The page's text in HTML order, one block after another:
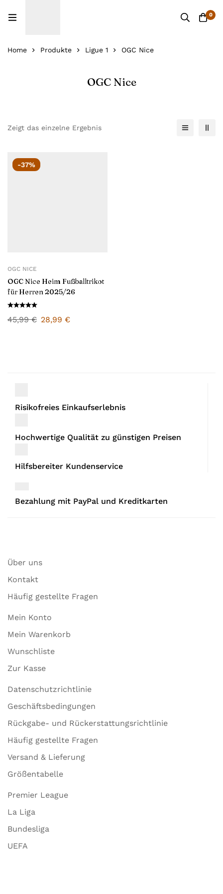
0
Home Produkte Ligue 1 OGC Nice
OGC Nice
Zeigt das einzelne Ergebnis
-37%
OGC NICE
OGC Nice Heim Fußballtrikot
für Herren 2025/26
45,99€ 28,99 €
Risikofreies Einkaufserlebnis
Hochwertige Qualität zu günstigen Preisen
Hilfsbereiter Kundenservice
Bezahlung mit PayPal und Kreditkarten
Über uns
Kontakt
Häufig gestellte Fragen
Mein Konto
Mein Warenkorb
Wunschliste
Zur Kasse
Datenschutzrichtlinie
Geschäftsbedingungen
Rückgabe- und Rückerstattungsrichtlinie
Häufig gestellte Fragen
Versand & Lieferung
Größentabelle
Premier League
La Liga
Bundesliga
UEFA